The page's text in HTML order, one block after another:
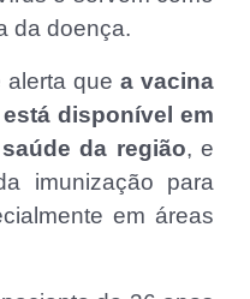
da doença.
alerta que a vacina
disponível em
da região, e
imunização para
em áreas